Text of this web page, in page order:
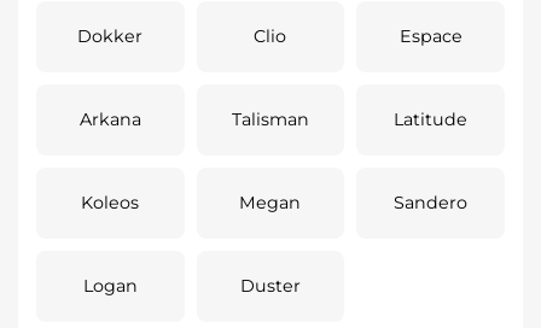
Dokker Clio Espace
Arkana Talisman Latitude
Koleos Megan Sandero
Logan Duster